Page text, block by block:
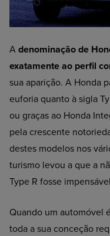
A denominação de
exatamente ao perfil
sua aparição. A Honda
euforia quanto à sigla
ou graças ao Honda
pela crescente
destes modelos nos
turismo levou a que a
Type R fosse
Quando um automóvel
toda a sua conceção